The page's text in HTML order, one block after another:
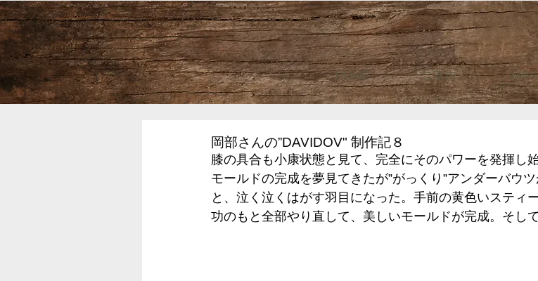
HOME ご案内 制作
岡部さんの”DAVIDOV" 制作記８
膝の具合も小康状態と見て、完全にそのパワーを発揮し
モールドの完成を夢見てきたが”がっくり”アンダーバウ
と、泣く泣くはがす羽目になった。手前の黄色いスティ
功のもと全部やり直して、美しいモールドが完成。そし